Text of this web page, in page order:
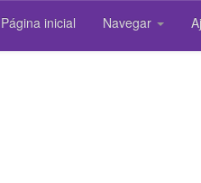
inicial Navegar